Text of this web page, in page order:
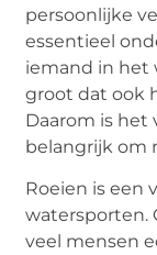
persoonlijke
essentieel
iemand in het
groot dat ook
Daarom is het
belangrijk om
Roeien is een
watersporten.
veel mensen